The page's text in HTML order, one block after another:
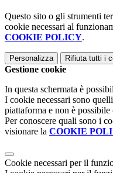
Questo sito o gli strumenti
cookie necessari al
COOKIE POLICY.
Personalizza Rifiuta tutti i
Gestione cookie
In questa schermata è
I cookie necessari sono
piattaforma e non è
Per conoscere quali sono i
visionare la COOKIE
Cookie necessari per il